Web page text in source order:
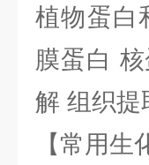
植物蛋白
膜蛋白
解 组织提
【常用